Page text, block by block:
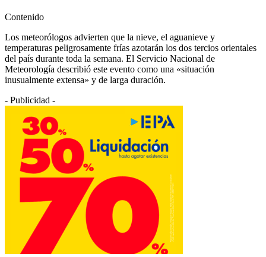
Contenido
Los meteorólogos advierten que la nieve, el aguanieve y
temperaturas peligrosamente frías azotarán los dos tercios orientales
del país durante toda la semana. El Servicio Nacional de
Meteorología describió este evento como una «situación
inusualmente extensa» y de larga duración.
- Publicidad -